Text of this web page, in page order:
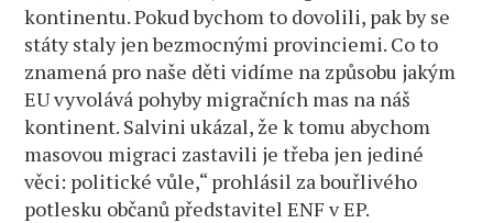
kontinentu. Pokud bychom to dovolili, pak by se
státy staly jen bezmocnými provinciemi. Co to
znamená pro naše děti vidíme na způsobu jakým
EU vyvolává pohyby migračních mas na náš
kontinent. Salvini ukázal, že k tomu abychom
masovou migraci zastavili je třeba jen jediné
věci: politické vůle,“ prohlásil za bouřlivého
potlesku občanů představitel ENF v EP.